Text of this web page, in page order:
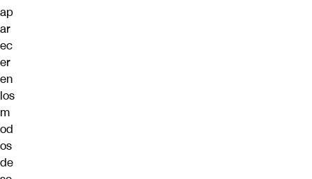
ap
ar
ec
er
en
los
m
od
os
de